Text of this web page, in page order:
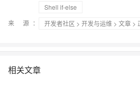
Shell if-else
来 源：
开发者社区 > 开发与运维 > 文章 >
相关文章